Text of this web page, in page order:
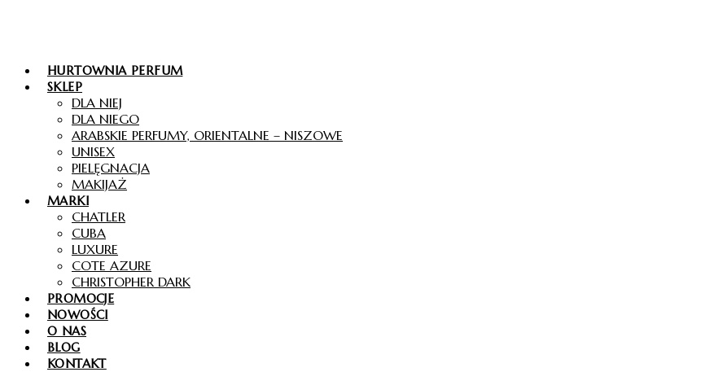
HURTOWNIA PERFUM
SKLEP
DLA NIEJ
DLA NIEGO
ARABSKIE PERFUMY, ORIENTALNE – NISZOWE
UNISEX
PIELĘGNACJA
MAKIJAŻ
MARKI
CHATLER
CUBA
LUXURE
COTE AZURE
CHRISTOPHER DARK
PROMOCJE
NOWOŚCI
O NAS
BLOG
KONTAKT